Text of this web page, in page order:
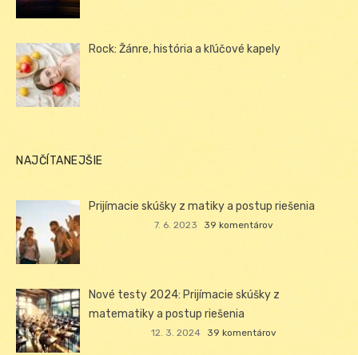
Rock: Žánre, história a kľúčové kapely
NAJČÍTANEJŠIE
Prijímacie skúšky z matiky a postup riešenia
7. 6. 2023 39 komentárov
Nové testy 2024: Prijímacie skúšky z
matematiky a postup riešenia
12. 3. 2024 39 komentárov